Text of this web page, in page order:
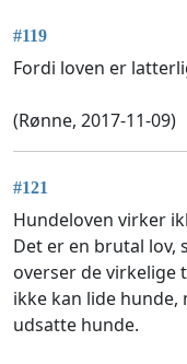
#119
Fordi loven er
(Rønne, 2017-11-09)
#121
Hundeloven virker
Det er en brutal lov,
overser de virkelige
ikke kan lide
udsatte hunde.